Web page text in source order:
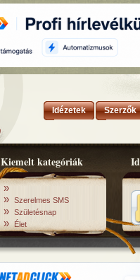
Idézetek Szerzők
Kiemelt kategóriák
»
» Szerelmes SMS
» Születésnap
» Élet